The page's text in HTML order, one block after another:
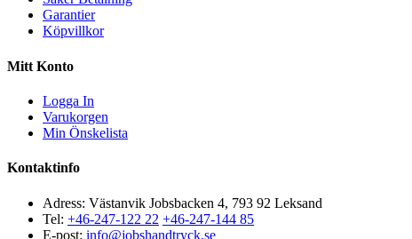
Garantier
Köpvillkor
Mitt Konto
Logga In
Varukorgen
Min Önskelista
Kontaktinfo
Adress: Västanvik Jobsbacken 4, 793 92 Leksand
Tel: +46-247-122 22 +46-247-144 85
E-post: info@jobshandtryck.se